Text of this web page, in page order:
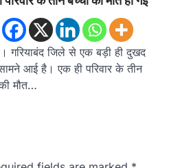
गरियाबंद जिले से एक बड़ी ही दुखद
आई है। एक ही परिवार के तीन
मौत…